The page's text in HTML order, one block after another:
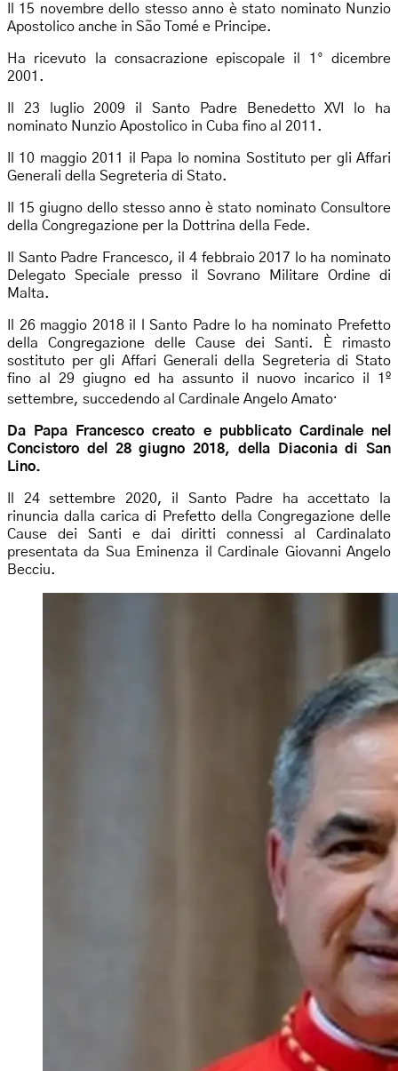
Il 15 novembre dello stesso anno è stato nominato Nunzio
Apostolico anche in São Tomé e Principe.
Ha ricevuto la consacrazione episcopale il 1° dicembre
2001.
Il 23 luglio 2009 il Santo Padre Benedetto XVI lo ha
nominato Nunzio Apostolico in Cuba fino al 2011.
Il 10 maggio 2011 il Papa lo nomina Sostituto per gli Affari
Generali della Segreteria di Stato.
Il 15 giugno dello stesso anno è stato nominato Consultore
della Congregazione per la Dottrina della Fede.
Il Santo Padre Francesco, il 4 febbraio 2017 lo ha nominato
Delegato Speciale presso il Sovrano Militare Ordine di
Malta.
Il 26 maggio 2018 il l Santo Padre lo ha nominato Prefetto
della Congregazione delle Cause dei Santi. È rimasto
sostituto per gli Affari Generali della Segreteria di Stato
fino al 29 giugno ed ha assunto il nuovo incarico il 1º
settembre, succedendo al Cardinale Angelo Amato.
Da Papa Francesco creato e pubblicato Cardinale nel
Concistoro del 28 giugno 2018, della Diaconia di San
Lino.
Il 24 settembre 2020, il Santo Padre ha accettato la
rinuncia dalla carica di Prefetto della Congregazione delle
Cause dei Santi e dai diritti connessi al Cardinalato
presentata da Sua Eminenza il Cardinale Giovanni Angelo
Becciu.